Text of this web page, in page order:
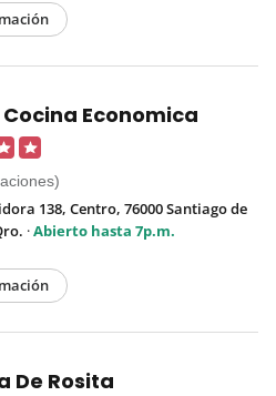
Economica
138, Centro, 76000 Santiago de
·Abierto hasta 7p.m.
De Rosita